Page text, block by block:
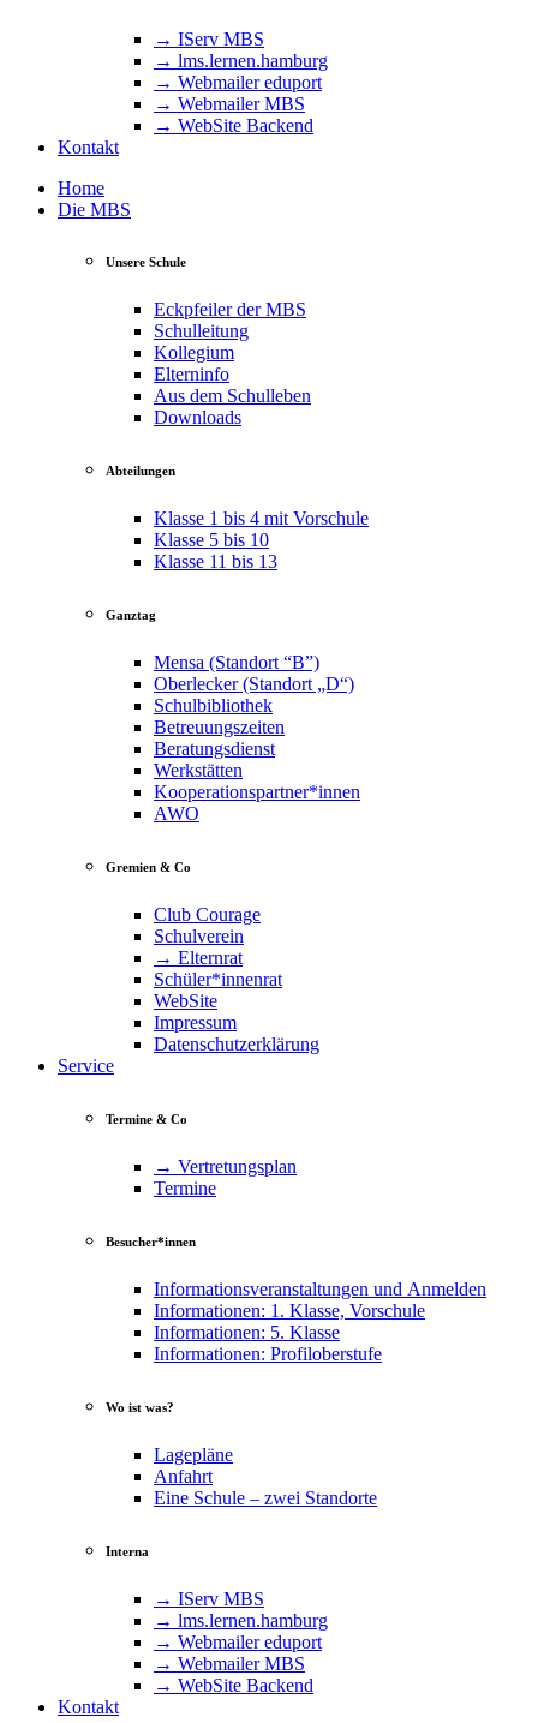
→ IServ MBS
→ lms​.ler​nen​.ham​burg
→ Webmailer eduport
→ Webmailer MBS
→ WebSite Backend
Kontakt
Home
Die MBS
Unsere Schule
Eckpfeiler der MBS
Schulleitung
Kollegium
Elterninfo
Aus dem Schulleben
Downloads
Abteilungen
Klasse 1 bis 4 mit Vorschule
Klasse 5 bis 10
Klasse 11 bis 13
Ganztag
Mensa (Standort “B”)
Oberlecker (Standort „D“)
Schulbibliothek
Betreuungszeiten
Beratungsdienst
Werkstätten
Kooperationspartner*innen
AWO
Gremien & Co
Club Courage
Schulverein
→ Elternrat
Schüler*innenrat
WebSite
Impressum
Datenschutzerklärung
Service
Termine & Co
→ Vertretungsplan
Termine
Besucher*innen
Informationsveranstaltungen und Anmelden
Informationen: 1. Klasse, Vorschule
Informationen: 5. Klasse
Informationen: Profiloberstufe
Wo ist was?
Lagepläne
Anfahrt
Eine Schule – zwei Standorte
Interna
→ IServ MBS
→ lms​.ler​nen​.ham​burg
→ Webmailer eduport
→ Webmailer MBS
→ WebSite Backend
Kontakt